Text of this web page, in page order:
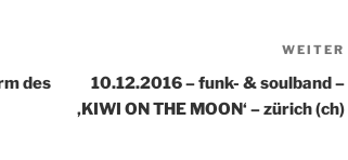
des
WEITER
10.12.2016 – funk- & soulband –
‚KIWI ON THE MOON‘ – zürich (ch)